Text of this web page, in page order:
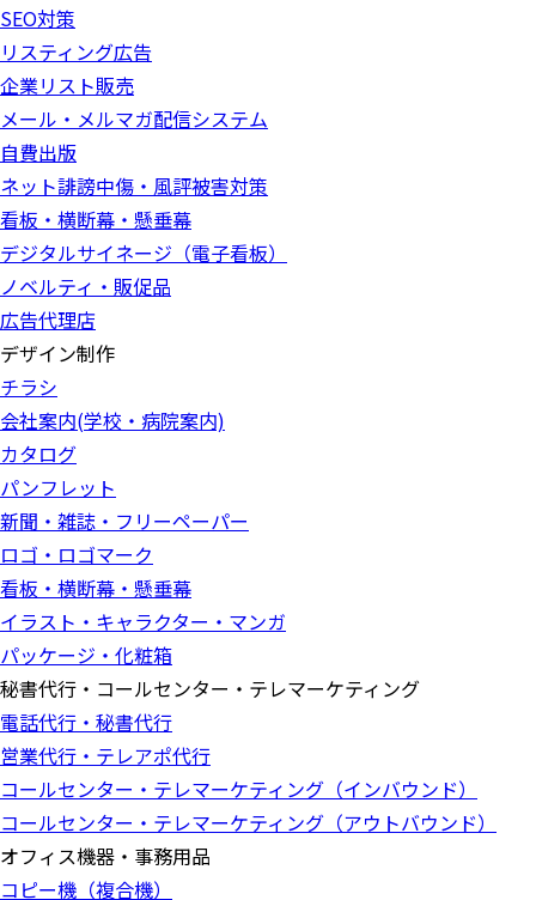
SEO対策
リスティング広告
企業リスト販売
メール・メルマガ配信システム
自費出版
ネット誹謗中傷・風評被害対策
看板・横断幕・懸垂幕
デジタルサイネージ（電子看板）
ノベルティ・販促品
広告代理店
デザイン制作
チラシ
会社案内(学校・病院案内)
カタログ
パンフレット
新聞・雑誌・フリーペーパー
ロゴ・ロゴマーク
看板・横断幕・懸垂幕
イラスト・キャラクター・マンガ
パッケージ・化粧箱
秘書代行・コールセンター・テレマーケティング
電話代行・秘書代行
営業代行・テレアポ代行
コールセンター・テレマーケティング（インバウンド）
コールセンター・テレマーケティング（アウトバウンド）
オフィス機器・事務用品
コピー機（複合機）